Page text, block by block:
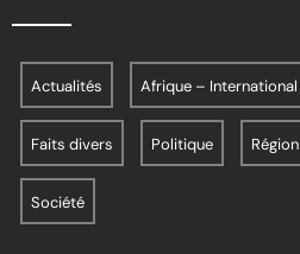
Actualités Afrique – International
Faits divers Politique Région
Société